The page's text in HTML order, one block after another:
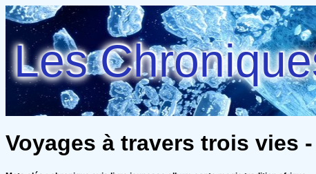
Les
Voyages à travers trois vies